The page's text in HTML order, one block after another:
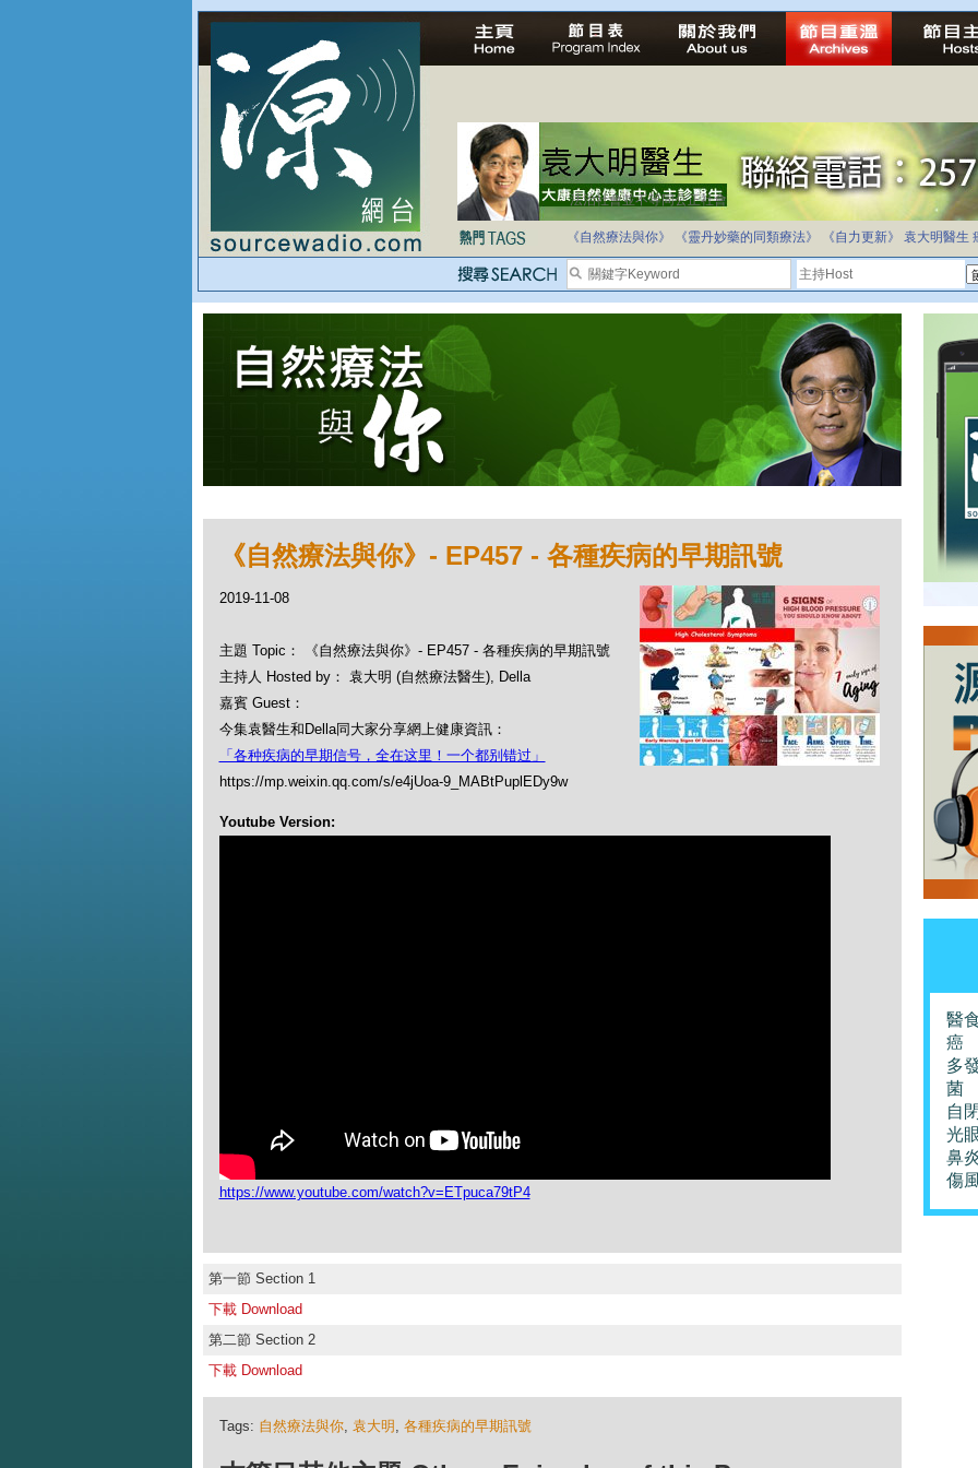
法治社會並不等同公正社會
自家教育合法化-推動多元化教育，全民學卷制
《自然療法與你》
《靈丹妙藥的同類療法》 《自力更新》 袁大明醫生
《自然療法與你》- EP457 - 各種疾病的早期訊號
2019-11-08
主題 Topic： 《自然療法與你》- EP457 - 各種疾病的早期訊號
主持人 Hosted by： 袁大明 (自然療法醫生), Della
嘉賓 Guest：
今集袁醫生和Della同大家分享網上健康資訊：
「各种疾病的早期信号，全在这里！一个都别错过」
https://mp.weixin.qq.com/s/e4jUoa-9_MABtPuplEDy9w
Youtube Version:
https://www.youtube.com/watch?v=ETpuca79tP4
第一節 Section 1
下載 Download
第二節 Section 2
下載 Download
Tags: 自然療法與你, 袁大明 , 各種疾病的早期訊號
醫
癌
多
菌
自
光
鼻
傷